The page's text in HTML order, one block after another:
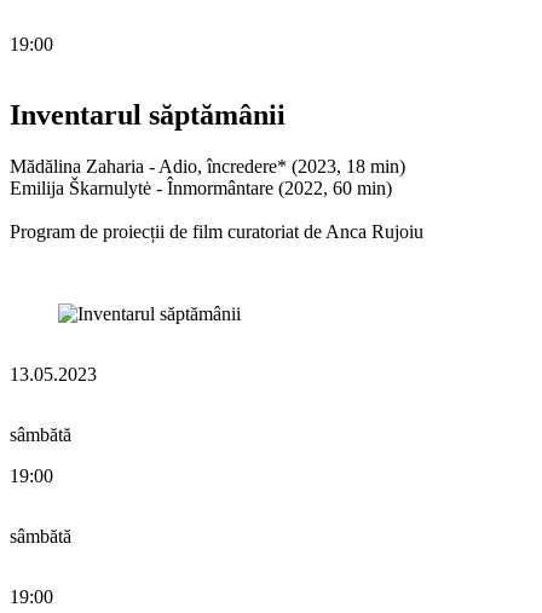
19:00
Inventarul săptămânii
Mădălina Zaharia - Adio, încredere* (2023, 18 min)
Emilija Škarnulytė - Înmormântare (2022, 60 min)
Program de proiecții de film curatoriat de Anca Rujoiu
13.05.2023
sâmbătă
19:00
sâmbătă
19:00